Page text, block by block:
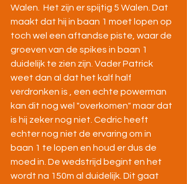
Walen.  Het zijn er spijtig 5 Walen. Dat
maakt dat hij in baan 1 moet lopen op
toch wel een aftandse piste, waar de
groeven van de spikes in baan 1
duidelijk te zien zijn. Vader Patrick
weet dan al dat het kalf half
verdronken is , een echte powerman
kan dit nog wel "overkomen" maar dat
is hij zeker nog niet. Cedric heeft
echter nog niet de ervaring om in
baan 1 te lopen en houd er dus de
moed in. De wedstrijd begint en het
wordt na 150m al duidelijk. Dit gaat